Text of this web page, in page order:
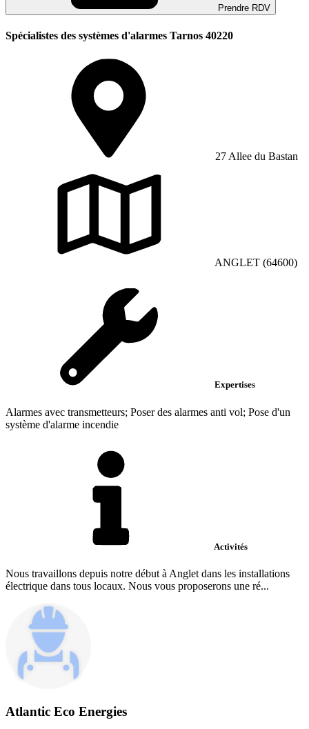
Prendre RDV
Spécialistes des systèmes d'alarmes Tarnos 40220
27 Allee du Bastan
ANGLET (64600)
Expertises
Alarmes avec transmetteurs; Poser des alarmes anti vol; Pose d'un
système d'alarme incendie
Activités
Nous travaillons depuis notre début à Anglet dans les installations
électrique dans tous locaux. Nous vous proposerons une ré...
Atlantic Eco Energies